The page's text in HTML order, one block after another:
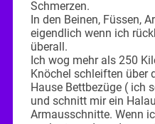
Schmerzen.
In den Beinen, Füssen,
eigendlich wenn ich
überall.
Ich wog mehr als 250
Knöchel schleiften über
Hause Bettbezüge ( ich
und schnitt mir ein
Armausschnitte. Wenn